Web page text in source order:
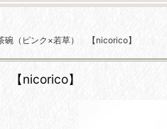
（ピンク×若草） 【nicorico】
【nicorico】